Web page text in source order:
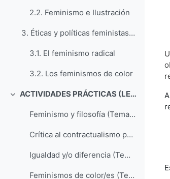
2.2. Feminismo e Ilustración
3. Éticas y políticas feministas; cuestiones conte...
3.1. El feminismo radical
3.2. Los feminismos de color
Colapsar ACTIVIDADES PRÁCTICAS (LECTURA DE FRAGMENTOS)
Feminismo y filosofía (Tema 1.1.)
Crítica al contractualismo paternal (Tema 1.2.)
Igualdad y/o diferencia (Tema 2.)
Feminismos de color/es (Tema 3.)